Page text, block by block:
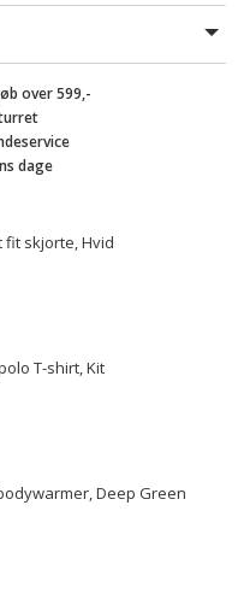
over 599,-
dage
fit skjorte, Hvid
T-shirt, Kit
Deep Green